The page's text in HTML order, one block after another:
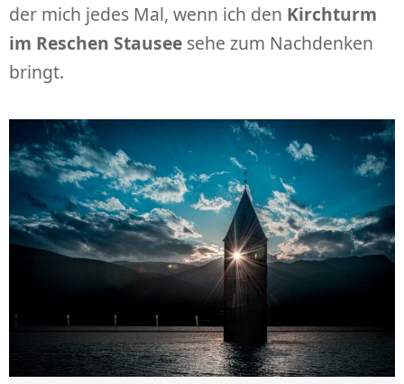
der mich jedes Mal, wenn ich den Kirchturm
im Reschen Stausee sehe zum Nachdenken
bringt.